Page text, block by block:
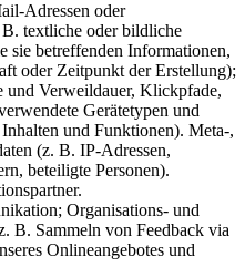
Adressen oder
textliche oder bildliche
sie betreffenden Informationen,
oder Zeitpunkt der Erstellung);
und Verweildauer, Klickpfade,
Gerätetypen und
und Funktionen). Meta-,
(z. B. IP-Adressen,
beteiligte Personen).
Organisations- und
B. Sammeln von Feedback via
Onlineangebotes und